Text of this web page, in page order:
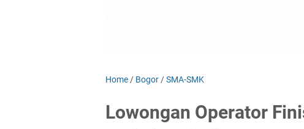
Home / Bogor /SMA-SMK
Lowongan Operator